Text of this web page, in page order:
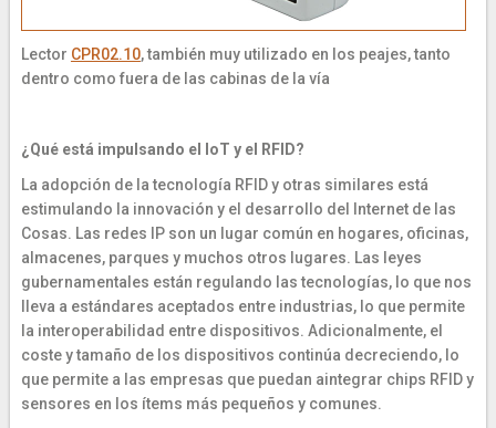
Lector CPR02.10, también muy utilizado en los peajes, tanto
dentro como fuera de las cabinas de la vía
¿Qué está impulsando el IoT y el RFID?
La adopción de la tecnología RFID y otras similares está
estimulando la innovación y el desarrollo del Internet de las
Cosas. Las redes IP son un lugar común en hogares, oficinas,
almacenes, parques y muchos otros lugares. Las leyes
gubernamentales están regulando las tecnologías, lo que nos
lleva a estándares aceptados entre industrias, lo que permite
la interoperabilidad entre dispositivos. Adicionalmente, el
coste y tamaño de los dispositivos continúa decreciendo, lo
que permite a las empresas que puedan aintegrar chips RFID y
sensores en los ítems más pequeños y comunes.